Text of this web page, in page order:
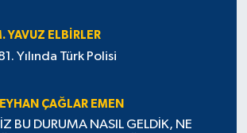
YAVUZ ELBIRLER
Yılında Türk Polisi
ÇAĞLAR EMEN
BU DURUMA NASIL GELDİK, NE